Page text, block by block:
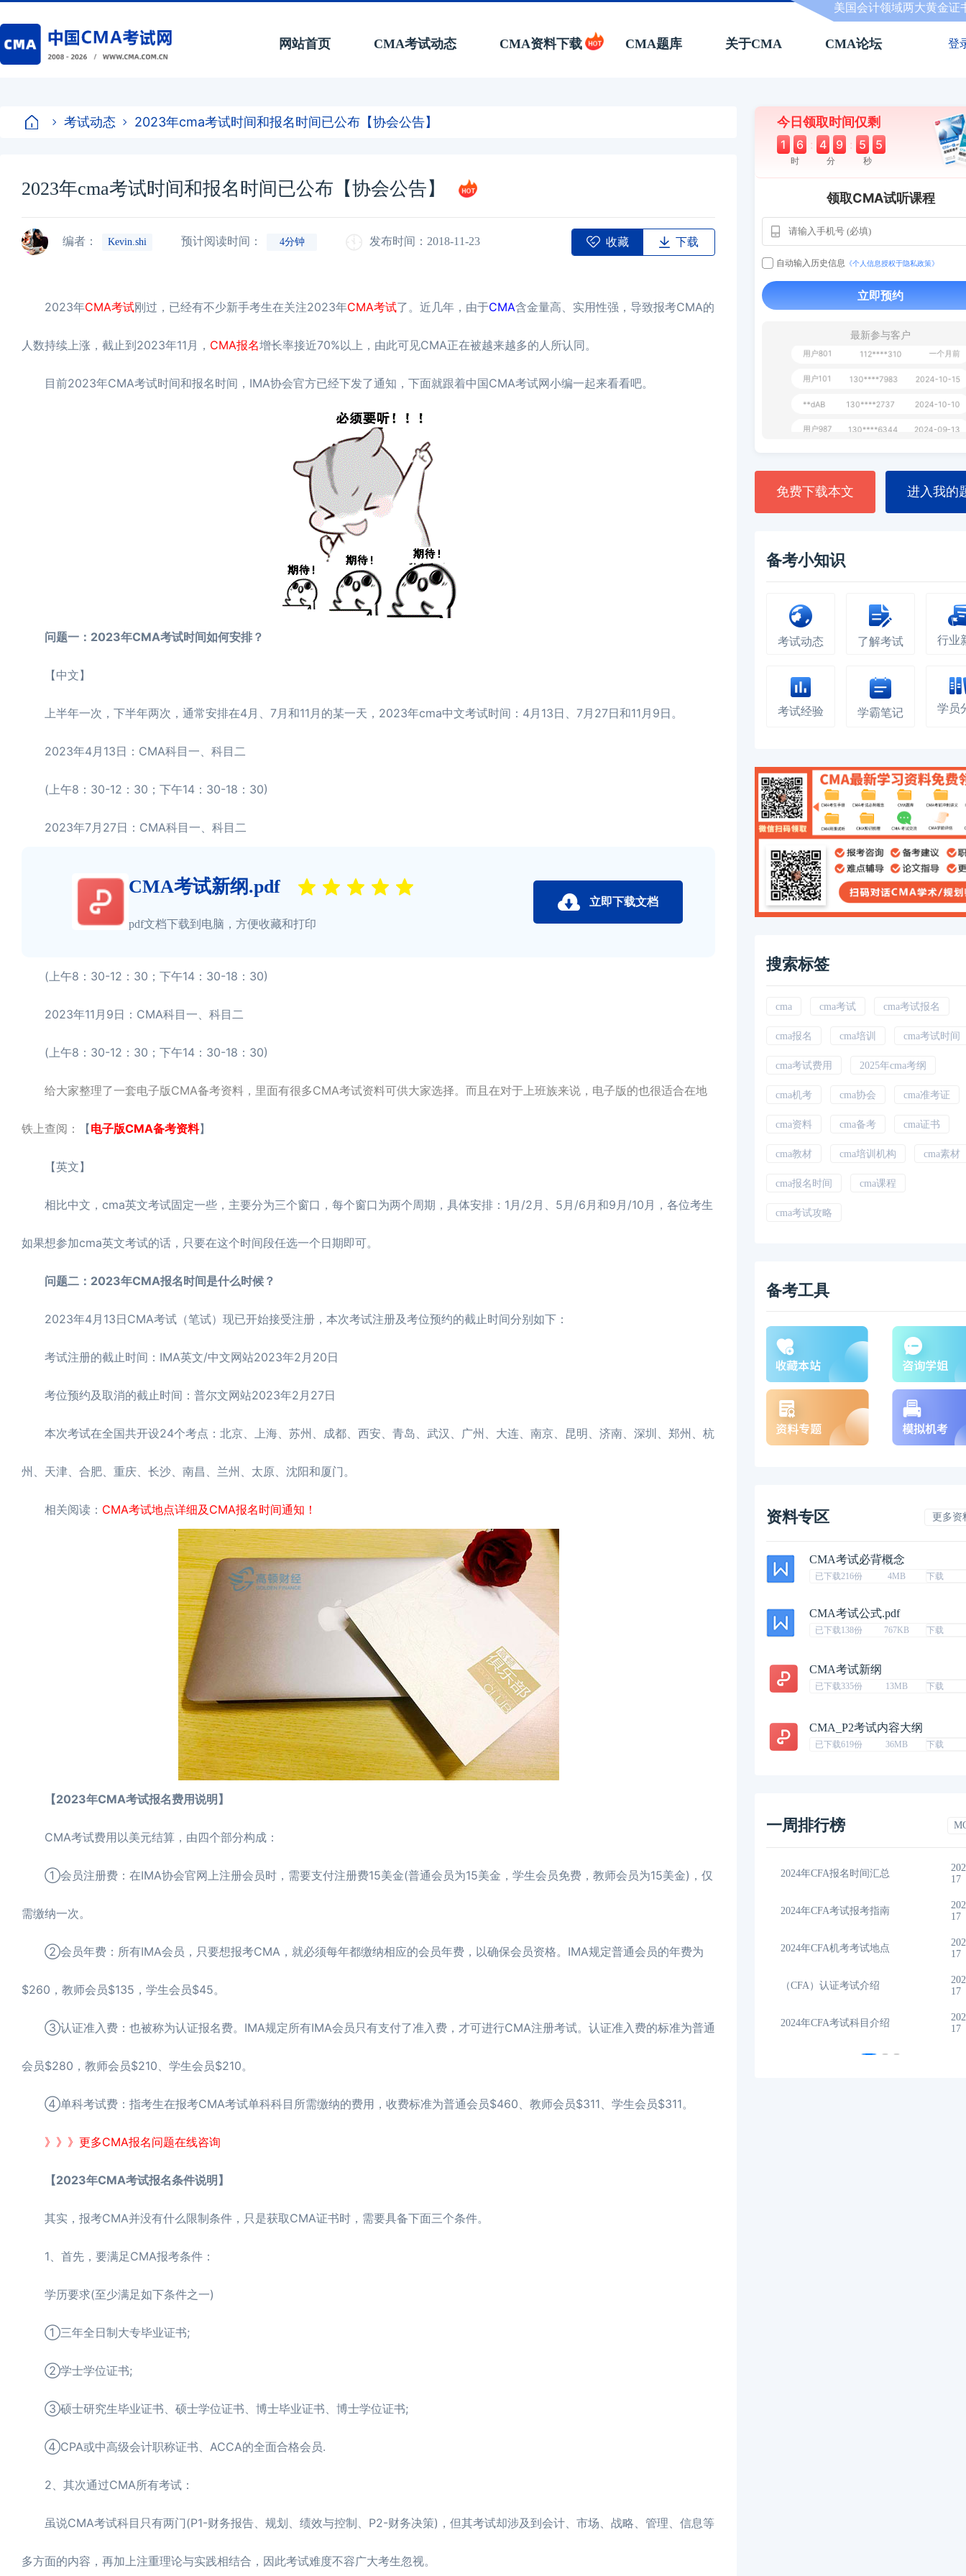
美国会计领域两大黄金证
网站首页 CMA考试动态 CMA资料下载 CMA题库 关于CMA CMA论坛 登
考试动态 2023年cma考试时间和报名时间已公布【协会公告】
2023年cma考试时间和报名时间已公布【协会公告】
编者： Kevin.shi 预计阅读时间： 4分钟 发布时间：2018-11-23 收藏 下载
2023年CMA考试刚过，已经有不少新手考生在关注2023年CMA考试了。近几年，由于CMA含金量高、实用性强，导致报考CMA的
人数持续上涨，截止到2023年11月， CMA报名增长率接近70%以上，由此可见CMA正在被越来越多的人所认同。
目前2023年CMA考试时间和报名时间，IMA协会官方已经下发了通知，下面就跟着中国CMA考试网小编一起来看看吧。
问题一：2023年CMA考试时间如何安排？
【中文】
上半年一次，下半年两次，通常安排在4月、7月和11月的某一天，2023年cma中文考试时间：4月13日、7月27日和11月9日。
2023年4月13日：CMA科目一、科目二
(上午8：30-12：30；下午14：30-18：30)
2023年7月27日：CMA科目一、科目二
CMA考试新纲.pdf
pdf文档下载到电脑，方便收藏和打印
立即下载文档
(上午8：30-12：30；下午14：30-18：30)
2023年11月9日：CMA科目一、科目二
(上午8：30-12：30；下午14：30-18：30)
给大家整理了一套电子版CMA备考资料，里面有很多CMA考试资料可供大家选择。而且在对于上班族来说，电子版的也很适合在地
铁上查阅： 【电子版CMA备考资料】
【英文】
相比中文，cma英文考试固定一些，主要分为三个窗口，每个窗口为两个周期，具体安排：1月/2月、5月/6月和9月/10月，各位考生
如果想参加cma英文考试的话，只要在这个时间段任选一个日期即可。
问题二：2023年CMA报名时间是什么时候？
2023年4月13日CMA考试（笔试）现已开始接受注册，本次考试注册及考位预约的截止时间分别如下：
考试注册的截止时间：IMA英文/中文网站2023年2月20日
考位预约及取消的截止时间：普尔文网站2023年2月27日
本次考试在全国共开设24个考点：北京、上海、苏州、成都、西安、青岛、武汉、广州、大连、南京、昆明、济南、深圳、郑州、杭
州、天津、合肥、重庆、长沙、南昌、兰州、太原、沈阳和厦门。
相关阅读： CMA考试地点详细及CMA报名时间通知！
【2023年CMA考试报名费用说明】
CMA考试费用以美元结算，由四个部分构成：
①会员注册费：在IMA协会官网上注册会员时，需要支付注册费15美金(普通会员为15美金，学生会员免费，教师会员为15美金)，仅
需缴纳一次。
②会员年费：所有IMA会员，只要想报考CMA，就必须每年都缴纳相应的会员年费，以确保会员资格。IMA规定普通会员的年费为
$260，教师会员$135，学生会员$45。
③认证准入费：也被称为认证报名费。IMA规定所有IMA会员只有支付了准入费，才可进行CMA注册考试。认证准入费的标准为普通
会员$280，教师会员$210、学生会员$210。
④单科考试费：指考生在报考CMA考试单科科目所需缴纳的费用，收费标准为普通会员$460、教师会员$311、学生会员$311。
》》》更多CMA报名问题在线咨询
【2023年CMA考试报名条件说明】
其实，报考CMA并没有什么限制条件，只是获取CMA证书时，需要具备下面三个条件。
1、首先，要满足CMA报考条件：
学历要求(至少满足如下条件之一)
①三年全日制大专毕业证书;
②学士学位证书;
③硕士研究生毕业证书、硕士学位证书、博士毕业证书、博士学位证书;
④CPA或中高级会计职称证书、ACCA的全面合格会员.
2、其次通过CMA所有考试：
虽说CMA考试科目只有两门(P1-财务报告、规划、绩效与控制、P2-财务决策)，但其考试却涉及到会计、市场、战略、管理、信息等
多方面的内容，再加上注重理论与实践相结合，因此考试难度不容广大考生忽视。
今日领取时间仅剩
1 6 : 4 9 : 5 4
时 分 秒
领取CMA试听课程
自动输入历史信息 《个人信息授权于隐私政策》
立即预约
最新参与客户
用户163 112****290 1天前
**AoZ 130****8017 1 天前
用户651 127****21 2024-11-19
130****9630
免费下载本文 进入我的
备考小知识
考试动态 了解考试 行业
考试经验 学霸笔记 学员
搜索标签
cma cma考试 cma考试报名
cma报名 cma培训 cma考试时间
cma考试费用 2025年cma考纲
cma机考 cma协会 cma准考证
cma资料 cma备考 cma证书
cma教材 cma培训机构 cma素材
cma报名时间 cma课程
cma考试攻略
备考工具
资料专区 更多资
CMA考试必背概念
已下载216份 4MB 下载
CMA考试公式.pdf
已下载138份 767KB 下载
CMA考试新纲
已下载335份 13MB 下载
CMA_P2考试内容大纲
已下载619份 36MB 下载
一周排行榜
2024年CFA报名时间汇总
2024年CFA机考考试地点
2024年CFA考试科目介绍
2024年CFA教材科目
17
2024年CFA一级notes中文版
17
2024年CFA报名时间汇总
17
CFA金融计算器使用说明
17
2024年全年CFA考试时间汇总
17